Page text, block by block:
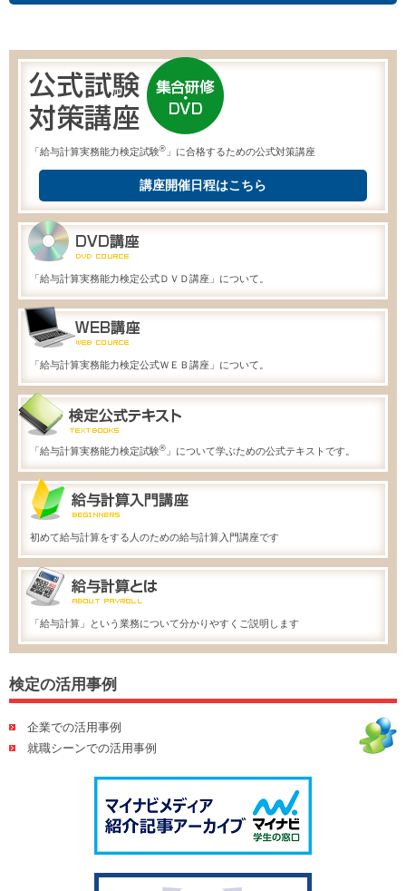
「給与計算実務能力検定試験® 」に合格するための公式対策講座
講座開催日程はこちら
「給与計算実務能力検定公式ＤＶＤ講座」について。
「給与計算実務能力検定公式ＷＥＢ講座」について。
「給与計算実務能力検定試験® 」について学ぶための公式テキストです。
初めて給与計算をする人のための給与計算入門講座です
「給与計算」という業務について分かりやすくご説明します
検定の活用事例
企業での活用事例
就職シーンでの活用事例